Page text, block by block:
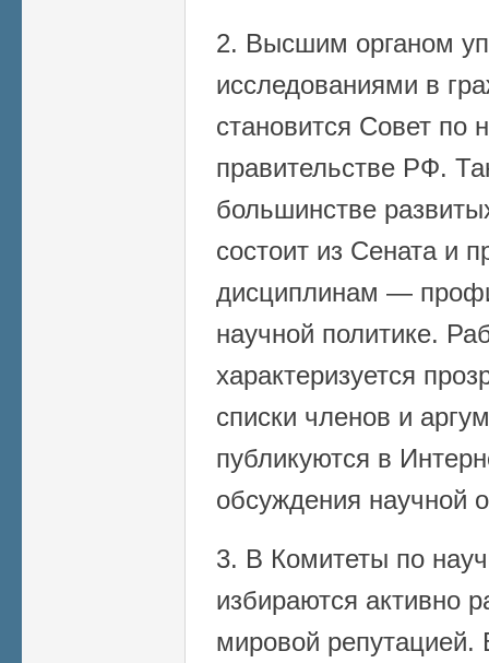
2. Высшим органом
исследованиями в
становится Совет по
правительстве РФ.
большинстве
состоит из Сената и
дисциплинам —
научной политике.
характеризуется
списки членов и
публикуются в
обсуждения научной
3. В Комитеты по
избираются активно
мировой репутацией.